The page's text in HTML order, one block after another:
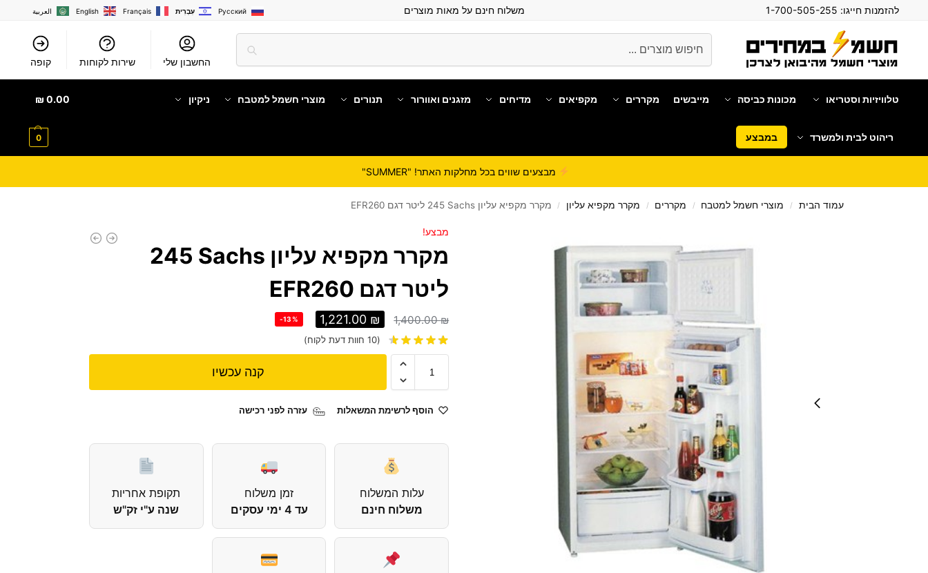
להזמנות חייגו: משלוח חינם על מאות מוצרים العربية English Français עִבְרִית Русский
החשבון שלי שירות לקוחות קופה
טלוויזיות וסטריאו מכונות כביסה מייבשים מקררים מקפיאים מדיחים מזגנים ואוורור תנורים מוצרי חשמל למטבח ניקיון
ריהוט לבית ולמשרד במבצע
0.00
₪
0
מבצעים שווים בכל מחלקות האתר! "SUMMER"
עמוד הבית / מוצרי חשמל למטבח / מקררים / מקרר מקפיא עליון / מקרר מקפיא עליון Sachs ‏245 ‏ליטר דגם EFR260
מבצע!
מקרר מקפיא עליון Sachs ‏245
‏ליטר דגם EFR260
1,400.00₪
1,221.00 ₪
-13%
(
10 חוות דעת לקוח)
קנה עכשיו
הוסף לרשימת המשאלות עזרה לפני רכישה
עלות המשלוח
משלוח חינם
זמן משלוח
עד 4 ימי עסקים
תקופת אחריות
שנה ע"י זק"ש